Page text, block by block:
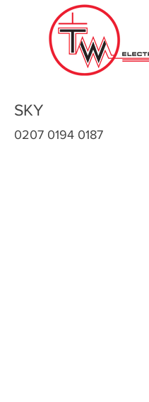
SKY
0207 0194 0187